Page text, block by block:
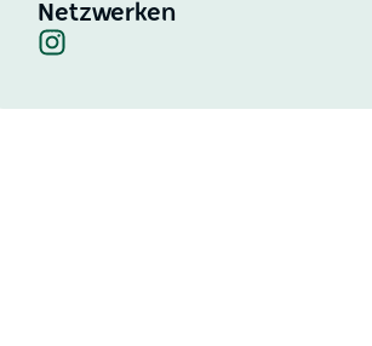
Netzwerken